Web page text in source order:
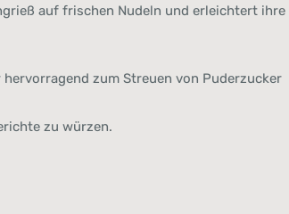
auf frischen Nudeln und erleichtert ihre
zum Streuen von Puderzucker
zu würzen.